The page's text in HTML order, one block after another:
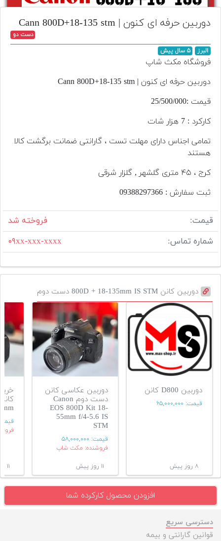
تجهیزات
مکث
افزودن
دست
قیمت
بله
دوربین حرفه ای کنون | Cann 800D+18-135 stm
دست دو
البرز ۵ سال پیش
فروشگاه مکث شاپ
دوربین حرفه ای کنون | Cann 800D+18-135 stm
قیمت :25/500/000
کارکرد : 7 هزار شات
تمامی اجناس دارای مهلت تست ، گارانتی ضمانت برگشت کالا
هستند
کرج ، ۴۵ متری گلشهر , گلزار شرقی
ثبت سفارش : 09388297366
قیمت:
فروخته شد
شماره تماس:
۰۹xx-xxx-xxxx
دوربین کانن 800D + 18-135mm IS STM دست دوم
دوربین D800 کانن
قیمت: ۶۵,۰۰۰,۰۰۰
۸ روز پیش
دوربین عکاسی کانن
دست دوم Canon
EOS 800D Kit 18-
55mm f/4-5.6 IS
STM
قیمت: ۵۸,۰۰۰,۰۰۰
فروشنده: مکث شاپ
۱۱ روز پیش ۱۱ روز پیش
افزودن محصول کارکرده شما
دسترسی سریع
قوانین گارانتی و بیمه